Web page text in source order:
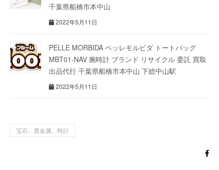
千葉県船橋市本中山
2022年5月11日
PELLE MORBIDA ペッレモルビダ トートバッグ
MBT01-NAV 腕時計 ブランド リサイクル 委託 買取
出品代行 千葉県船橋市本中山 下総中山駅
2022年5月11日
宝石、貴金属、時計